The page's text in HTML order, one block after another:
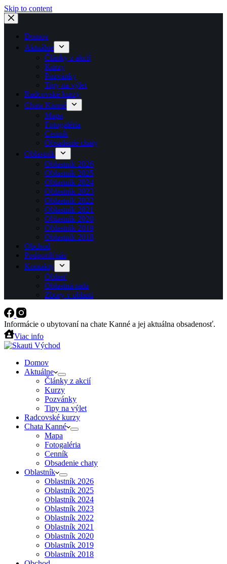
Skip to content
Domov
Aktuálne
Články z akcií
Kurzy
Pozvánky
Tipy na výlet
Radcovské kurzy
Chata Kanné
Mapa
Fotogaléria
Cenník
Obsadenie chaty
Oblastník
Oblastník 2026
Oblastník 2025
Oblastník 2024
Oblastník 2023
Oblastník 2022
Oblastník 2021
Oblastník 2020
Oblastník 2019
Oblastník 2018
Obchod
Podporili nás
Kontakty
Oblasť
Oblastná rada
Zbory v oblasti
Informácie o ubytovaní na chate Kanné a jej aktuálna obsadenosť.
Viac info
Domov
Aktuálne
Články z akcií
Kurzy
Pozvánky
Tipy na výlet
Radcovské kurzy
Chata Kanné
Mapa
Fotogaléria
Cenník
Obsadenie chaty
Oblastník
Oblastník 2026
Oblastník 2025
Oblastník 2024
Oblastník 2023
Oblastník 2022
Oblastník 2021
Oblastník 2020
Oblastník 2019
Oblastník 2018